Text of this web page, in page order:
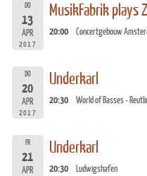
DO
13
APR
2017
MusikFabrik plays
20:00 Concertgebouw
DO
20
APR
2017
Underkarl
20:30 World of Basses -
FR
21
APR
Underkarl
20:30 Ludwigshafen